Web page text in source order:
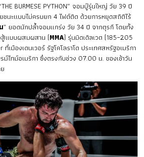
BURMESE PYTHON” จอมบู๊รุ่นใหญ่ วัย 39 ปี
ชนะแบบไม่ครบยก 4 ไฟต์ติด ด้วยการหยุดสถิติไร้
” ยอดนักปล้ำจอมแกร่ง วัย 34 ปี จากตุรกี โดยทั้ง
สู้แบบผสมผสาน (MMA) รุ่นมิดเดิลเวต (185–205
เมืองเดนเวอร์ รัฐโคโลราโด ประเทศสหรัฐอเมริกา
ม์ไทม์อเมริกา ซึ่งตรงกับช่วง 07.00 น. ของเช้าวัน